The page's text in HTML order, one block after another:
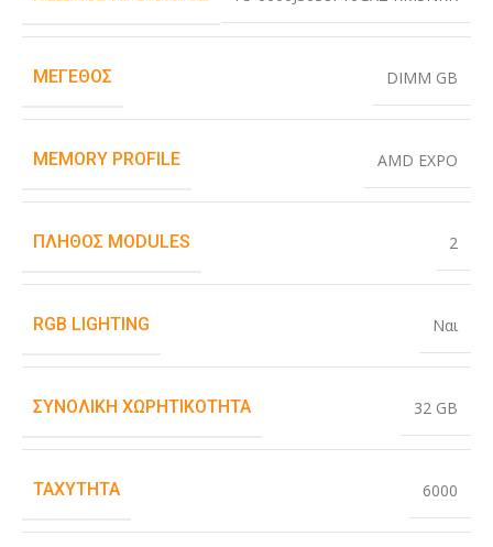
ΜΈΓΕΘΟΣ DIMM GB
MEMORY PROFILE AMD EXPO
ΠΛΉΘΟΣ MODULES 2
RGB LIGHTING Ναι
ΣΥΝΟΛΙΚΉ ΧΩΡΗΤΙΚΌΤΗΤΑ 32 GB
ΤΑΧΎΤΗΤΑ 6000